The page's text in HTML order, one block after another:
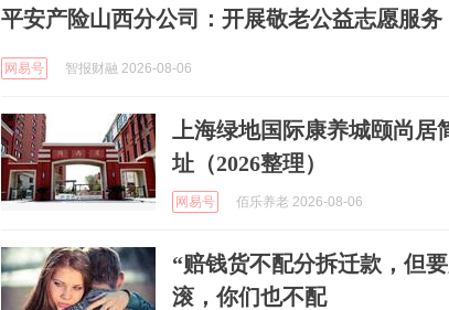
平安产险山西分公司：开展敬老公益志愿服务
网易号 智报财融 2026-08-06
上海绿地国际康养城颐尚居
址（2026整理）
网易号 佰乐养老 2026-08-06
“赔钱货不配分拆迁款，但
滚，你们也不配